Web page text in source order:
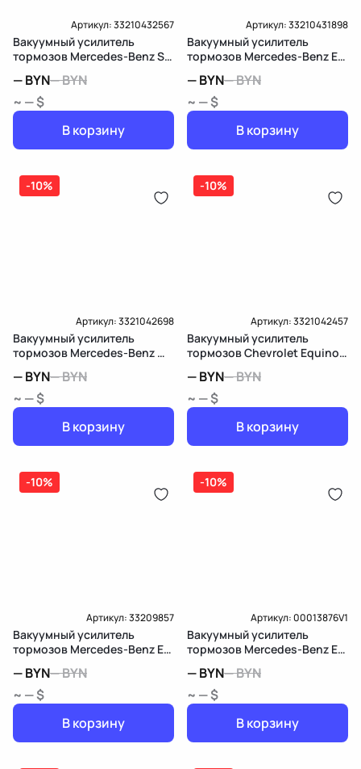
Артикул:33210432567
Вакуумный усилитель
тормозов Mercedes-Benz S
—BYN—BYN
~ — $
В корзину
Артикул:33210431898
Вакуумный усилитель
тормозов Mercedes-Benz E
—BYN—BYN
~ — $
В корзину
-10%
Артикул:3321042698
Вакуумный усилитель
тормозов Mercedes-Benz M
—BYN—BYN
~ — $
В корзину
-10%
Артикул:3321042457
Вакуумный усилитель
тормозов Chevrolet Equinox
—BYN—BYN
~ — $
В корзину
-10%
Артикул:33209857
Вакуумный усилитель
тормозов Mercedes-Benz E
—BYN—BYN
~ — $
В корзину
-10%
Артикул:00013876V1
Вакуумный усилитель
тормозов Mercedes-Benz E
—BYN—BYN
~ — $
В корзину